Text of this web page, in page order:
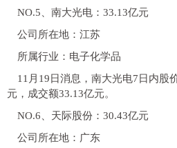
NO.5、南大光电：33.13亿元
公司所在地：江苏
所属行业：电子化学品
11月19日消息，南大光电7日内股
元，成交额33.13亿元。
NO.6、天际股份：30.43亿元
公司所在地：广东